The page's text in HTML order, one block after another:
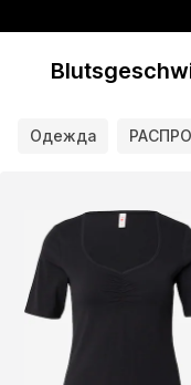
Одежда